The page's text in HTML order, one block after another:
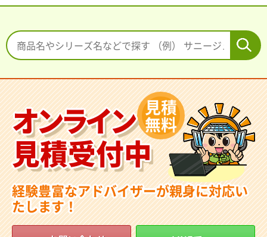
オンライン
見積受付中
見積
無料
経験豊富なアドバイザーが親身に対応い
たします！